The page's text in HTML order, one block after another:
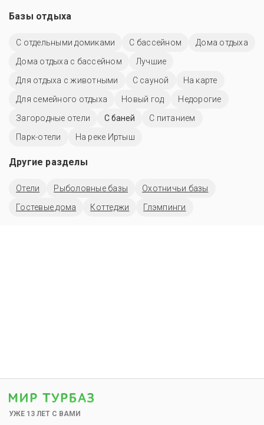
Базы отдыха
С отдельными домиками С бассейном
Дома отдыха
Дома отдыха с бассейном
Лучшие
Для отдыха с животными
С сауной
На карте
Для семейного отдыха
Новый год
Недорогие
Загородные отели
С баней
С питанием
Парк-отели
На реке Иртыш
Другие разделы
Отели Рыболовные базы
Охотничьи базы
Гостевые дома
Коттеджи Глэмпинги
УЖЕ 13 ЛЕТ С ВАМИ